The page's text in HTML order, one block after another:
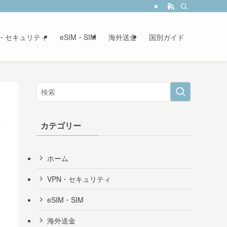
セキュリティ eSIM・SIM 海外送金 国別ガイド
カテゴリー
ホーム
VPN・セキュリティ
eSIM・SIM
海外送金